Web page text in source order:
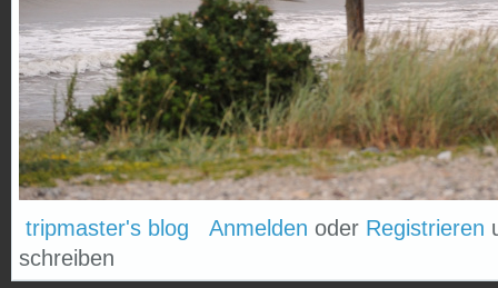
tripmaster's blog Anmelden oder Registrieren
schreiben